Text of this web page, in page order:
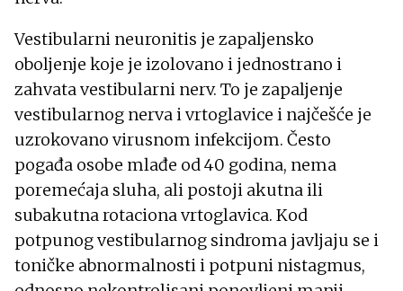
Vestibularni neuronitis je zapaljensko
oboljenje koje je izolovano i jednostrano i
zahvata vestibularni nerv. To je zapaljenje
vestibularnog nerva i vrtoglavice i najčešće je
uzrokovano virusnom infekcijom. Često
pogađa osobe mlađe od 40 godina, nema
poremećaja sluha, ali postoji akutna ili
subakutna rotaciona vrtoglavica. Kod
potpunog vestibularnog sindroma javljaju se i
toničke abnormalnosti i potpuni nistagmus,